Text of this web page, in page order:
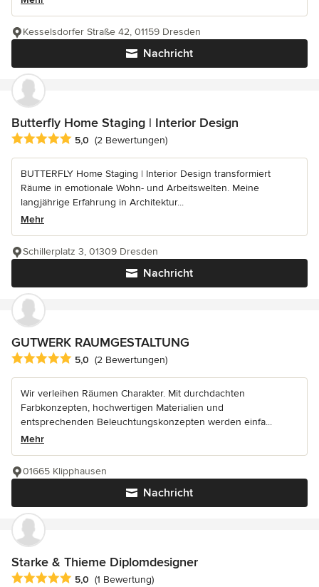
Nachricht
Kesselsdorfer Straße 42, 01159 Dresden
Butterfly Home Staging | Interior Design
Durchschnittliche Bewertung: 5 von 5 Sternen
5,0 (2 Bewertungen)
BUTTERFLY Home Staging | Interior Design transformiert
Räume in emotionale Wohn- und Arbeitswelten. Meine
langjährige Erfahrung in Architektur...
Mehr
Nachricht
Schillerplatz 3, 01309 Dresden
GUTWERK RAUMGESTALTUNG
Durchschnittliche Bewertung: 5 von 5 Sternen
5,0 (2 Bewertungen)
Wir verleihen Räumen Charakter. Mit durchdachten
Farbkonzepten, hochwertigen Materialien und
entsprechenden Beleuchtungskonzepten werden einfa...
Mehr
Nachricht
01665 Klipphausen
Starke & Thieme Diplomdesigner
Durchschnittliche Bewertung: 5 von 5 Sternen
5,0 (1 Bewertung)